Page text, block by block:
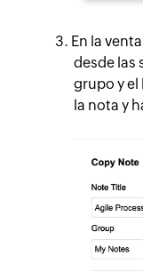
En la
desde las
grupo y el
la nota y